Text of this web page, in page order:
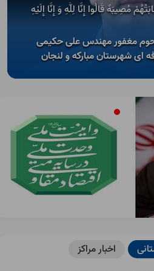
مُصِیبَهٌ قَالُوا إِنَّا لِلَّهِ وَ إِنَّا إِلَیْهِ
مغفور مهندس علی حکیمی
ای شهرستان مبارکه و لنجان
اخبار مراکز